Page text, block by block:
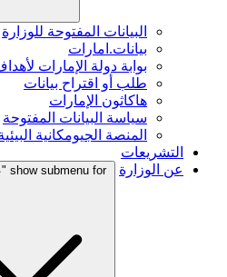
البيانات المفتوحة للوزارة
بيانات.امارات
بوابة دولة الإمارات
طلب أو اقتراح بيانات
هاكاثون الإمارات
سياسة البيانات المفتوحة
المنصة الجيومكانية
التشريعات
عن الوزارة
show submenu for "عن الوزارة"